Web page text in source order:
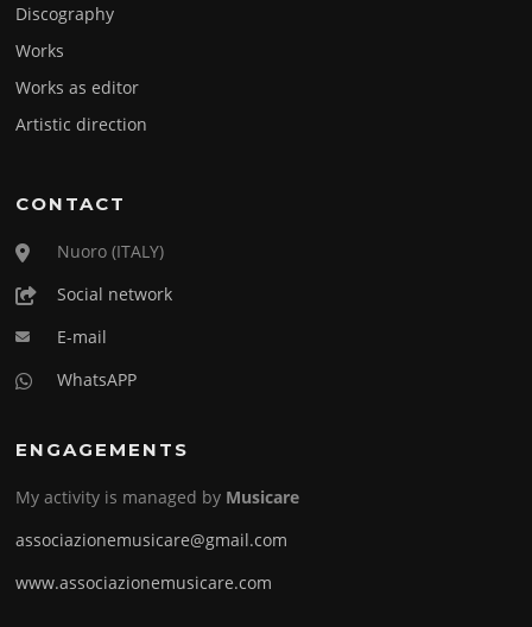
Discography
Works
Works as editor
Artistic direction
CONTACT
Nuoro (ITALY)
Social network
E-mail
WhatsAPP
ENGAGEMENTS
My activity is managed by Musicare
associazionemusicare@gmail.com
www.associazionemusicare.com